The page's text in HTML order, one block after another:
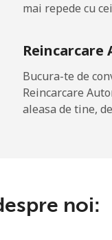
⁦$10⁩
⁦$10⁩
⁦$10⁩
mai repede cu
Reincarcare
Bucura-te de
Reincarcare
aleasa de tine,
noi: